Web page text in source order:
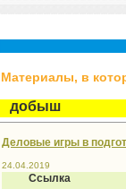
причины,
функциониро...
Материалы, в
добыш
Деловые игры в
24.04.2019
Ссылка